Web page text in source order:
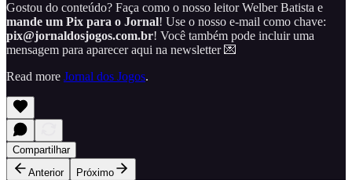
Gostou do conteúdo? Faça como o nosso leitor Welber Batista e
mande um Pix para o Jornal! Use o nosso e-mail como chave:
pix@jornaldosjogos.com.br! Você também pode incluir uma
mensagem para aparecer aqui na newsletter 💌
Read more Jornal dos Jogos.
Compartilhar
Anterior
Próximo